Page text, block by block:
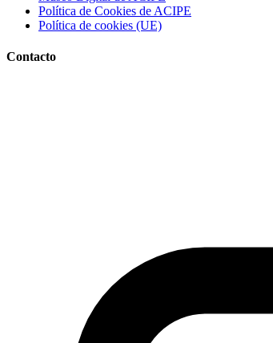
Política de Cookies de ACIPE
Política de cookies (UE)
Contacto